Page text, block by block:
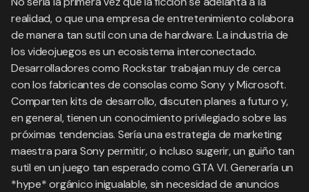
realidad, o que una empresa de entretenimiento colabora
de manera tan sutil con una de hardware. La industria de
los videojuegos es un ecosistema interconectado.
Desarrolladores como Rockstar trabajan muy de cerca
con los fabricantes de consolas como Sony y Microsoft.
Comparten kits de desarrollo, discuten planes a futuro y,
en general, tienen un conocimiento privilegiado sobre las
próximas tendencias. Sería una estrategia de marketing
maestra para Sony permitir, o incluso sugerir, un guiño tan
sutil en un juego tan esperado como GTA VI. Generaría un
*hype* orgánico inigualable, sin necesidad de anuncios